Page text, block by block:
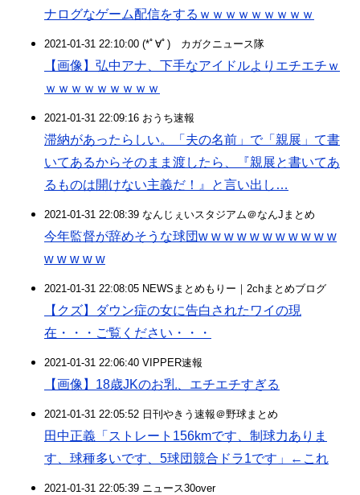
ナログなゲーム配信をするｗｗｗｗｗｗｗｗｗ
2021-01-31 22:10:00 (*ﾟ∀ﾟ)ゞカガクニュース隊
【画像】弘中アナ、下手なアイドルよりエチエチｗ
ｗｗｗｗｗｗｗｗｗ
2021-01-31 22:09:16 おうち速報
滞納があったらしい。「夫の名前」で「親展」て書
いてあるからそのまま渡したら、『親展と書いてあ
るものは開けない主義だ！』と言い出し…
2021-01-31 22:08:39 なんじぇいスタジアム＠なんJまとめ
今年監督が辞めそうな球団w w w w w w w w w w w
w w w w w
2021-01-31 22:08:05 NEWSまとめもりー｜2chまとめブログ
【クズ】ダウン症の女に告白されたワイの現
在・・・ご覧ください・・・
2021-01-31 22:06:40 VIPPER速報
【画像】18歳JKのお乳、エチエチすぎる
2021-01-31 22:05:52 日刊やきう速報＠野球まとめ
田中正義「ストレート156kmです、制球力ありま
す、球種多いです、5球団競合ドラ1です」←これ
2021-01-31 22:05:39 ニュース30over